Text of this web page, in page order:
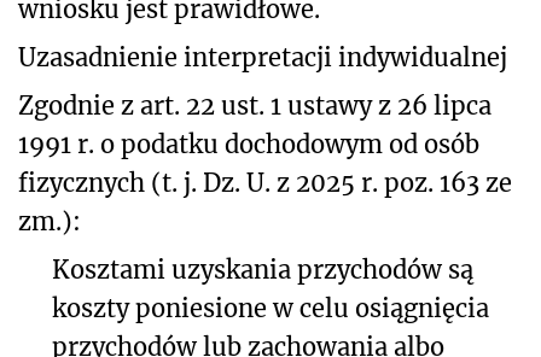
wniosku jest prawidłowe.
Uzasadnienie interpretacji indywidualnej
Zgodnie z art. 22 ust. 1 ustawy z 26 lipca
1991 r. o podatku dochodowym od osób
fizycznych (t. j. Dz. U. z 2025 r. poz. 163 ze
zm.):
Kosztami uzyskania przychodów są
koszty poniesione w celu osiągnięcia
przychodów lub zachowania albo